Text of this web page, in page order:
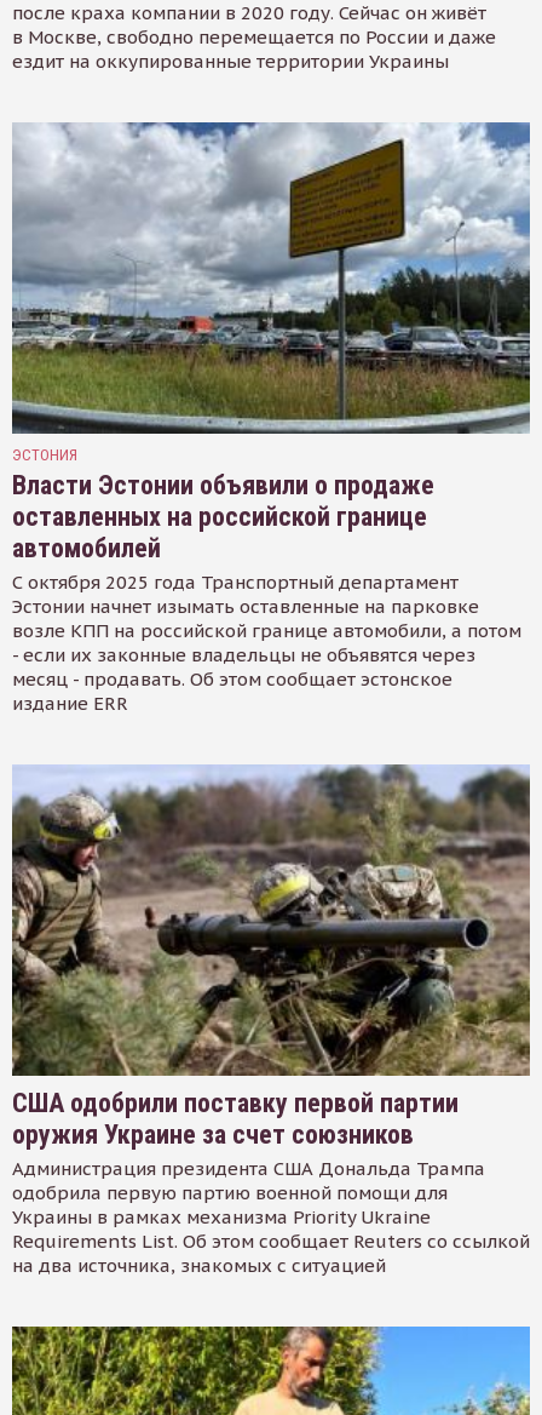
после краха компании в 2020 году. Сейчас он живёт
в Москве, свободно перемещается по России и даже
ездит на оккупированные территории Украины
ЭСТОНИЯ
Власти Эстонии объявили о продаже
оставленных на российской границе
автомобилей
С октября 2025 года Транспортный департамент
Эстонии начнет изымать оставленные на парковке
возле КПП на российской границе автомобили, а потом
- если их законные владельцы не объявятся через
месяц - продавать. Об этом сообщает эстонское
издание ERR
США одобрили поставку первой партии
оружия Украине за счет союзников
Администрация президента США Дональда Трампа
одобрила первую партию военной помощи для
Украины в рамках механизма Priority Ukraine
Requirements List. Об этом сообщает Reuters со ссылкой
на два источника, знакомых с ситуацией